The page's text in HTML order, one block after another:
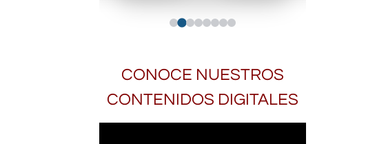
CONOCE NUESTROS
CONTENIDOS DIGITALES